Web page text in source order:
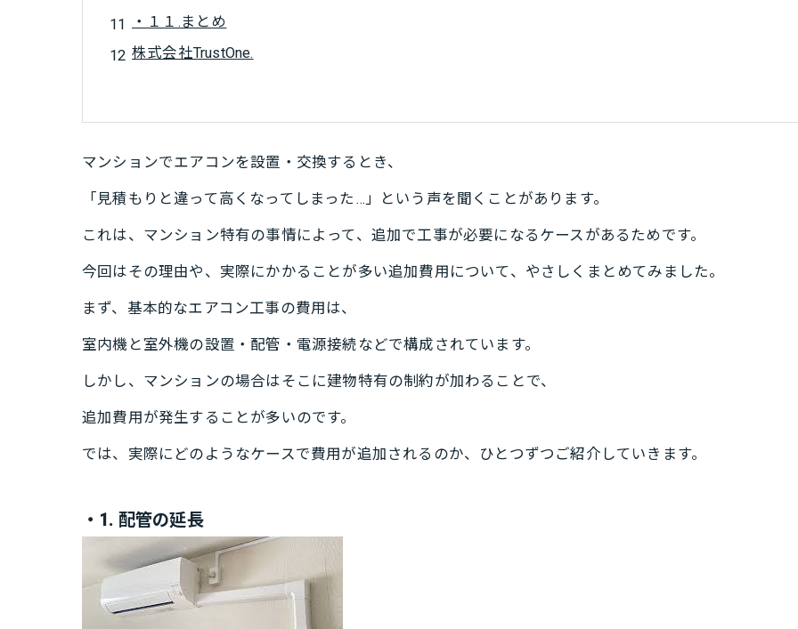
・１１.まとめ
株式会社TrustOne.
マンションでエアコンを設置・交換するとき、
「見積もりと違って高くなってしまった…」という声を聞くことがあります。
これは、マンション特有の事情によって、追加で工事が必要になるケースがあるためです。
今回はその理由や、実際にかかることが多い追加費用について、やさしくまとめてみました。
まず、基本的なエアコン工事の費用は、
室内機と室外機の設置・配管・電源接続などで構成されています。
しかし、マンションの場合はそこに建物特有の制約が加わることで、
追加費用が発生することが多いのです。
では、実際にどのようなケースで費用が追加されるのか、ひとつずつご紹介していきます。
・1. 配管の延長